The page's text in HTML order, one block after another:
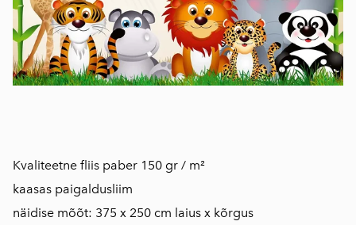
Kvaliteetne fliis paber 150 gr / m²
kaasas paigaldusliim
näidise mõõt: 375 x 250 cm laius x kõrgus